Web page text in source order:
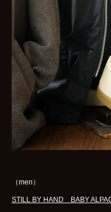
（men）
STILL BY HAND BABY